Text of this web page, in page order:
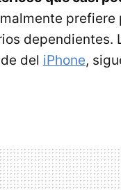
dependientes.
del iPhone,